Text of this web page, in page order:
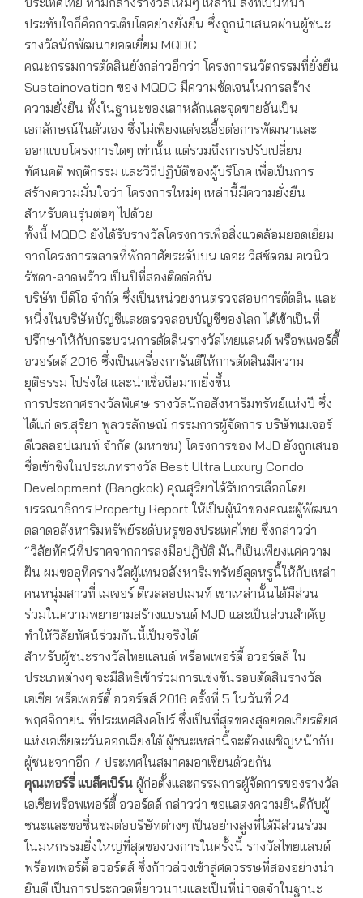
ประทับใจก็คือการเติบโตอย่างยั่งยืน ซึ่งถูกนำเสนอผ่านผู้ชนะ
รางวัลนักพัฒนายอดเยี่ยม MQDC
คณะกรรมการตัดสินยังกล่าวอีกว่า โครงการนวัตกรรมที่ยั่งยืน
Sustainovation ของ MQDC มีความชัดเจนในการสร้าง
ความยั่งยืน ทั้งในฐานะของเสาหลักและจุดขายอันเป็น
เอกลักษณ์ในตัวเอง ซึ่งไม่เพียงแต่จะเอื้อต่อการพัฒนาและ
ออกแบบโครงการใดๆ เท่านั้น แต่รวมถึงการปรับเปลี่ยน
ทัศนคติ พฤติกรรม และวิถีปฏิบัติของผู้บริโภค เพื่อเป็นการ
สร้างความมั่นใจว่า โครงการใหม่ๆ เหล่านี้มีความยั่งยืน
สำหรับคนรุ่นต่อๆ ไปด้วย
ทั้งนี้ MQDC ยังได้รับรางวัลโครงการเพื่อสิ่งแวดล้อมยอดเยี่ยม
จากโครงการตลาดที่พักอาศัยระดับบน เดอะ วิสซ์ดอม อเวนิว
รัชดา-ลาดพร้าว เป็นปีที่สองติดต่อกัน
บริษัท บีดีโอ จำกัด ซึ่งเป็นหน่วยงานตรวจสอบการตัดสิน และ
หนึ่งในบริษัทบัญชีและตรวจสอบบัญชีของโลก ได้เข้าเป็นที่
ปรึกษาให้กับกระบวนการตัดสินรางวัลไทยแลนด์ พร็อพเพอร์ตี้
อวอร์ดส์ 2016 ซึ่งเป็นเครื่องการันตีให้การตัดสินมีความ
ยุติธรรม โปร่งใส และน่าเชื่อถือมากยิ่งขึ้น
การประกาศรางวัลพิเศษ รางวัลนักอสังหาริมทรัพย์แห่งปี ซึ่ง
ได้แก่ ดร.สุริยา พูลวรลักษณ์ กรรมการผู้จัดการ บริษัทเมเจอร์
ดีเวลลอปเมนท์ จำกัด (มหาชน) โครงการของ MJD ยังถูกเสนอ
ชื่อเข้าชิงในประเภทรางวัล Best Ultra Luxury Condo
Development (Bangkok) คุณสุริยาได้รับการเลือกโดย
บรรณาธิการ Property Report ให้เป็นผู้นำของคณะผู้พัฒนา
ตลาดอสังหาริมทรัพย์ระดับหรูของประเทศไทย ซึ่งกล่าวว่า
“วิสัยทัศน์ที่ปราศจากการลงมือปฎิบัติ มันก็เป็นเพียงแค่ความ
ฝัน ผมขออุทิศรางวัลผู้แทนอสังหาริมทรัพย์สุดหรูนี้ให้กับเหล่า
คนหนุ่มสาวที่ เมเจอร์ ดีเวลลอปเมนท์ เขาเหล่านั้นได้มีส่วน
ร่วมในความพยายามสร้างแบรนด์ MJD และเป็นส่วนสำคัญ
ทำให้วิสัยทัศน์ร่วมกันนี้เป็นจริงได้
สำหรับผู้ชนะรางวัลไทยแลนด์ พร็อพเพอร์ตี้ อวอร์ดส์ ใน
ประเภทต่างๆ จะมีสิทธิเข้าร่วมการแข่งขันรอบตัดสินรางวัล
เอเชีย พร็อเพอร์ตี้ อวอร์ดส์ 2016 ครั้งที่ 5 ในวันที่ 24
พฤศจิกายน ที่ประเทศสิงคโปร์ ซึ่งเป็นที่สุดของสุดยอดเกียรติยศ
แห่งเอเชียตะวันออกเฉียงใต้ ผู้ชนะเหล่านี้จะต้องเผชิญหน้ากับ
ผู้ชนะจากอีก 7 ประเทศในสมาคมอาเซียนด้วยกัน
คุณเทอร์รี่ แบล็คเบิร์น ผู้ก่อตั้งและกรรมการผู้จัดการของรางวัล
เอเชียพร็อพเพอร์ตี้ อวอร์ดส์ กล่าวว่า ขอแสดงความยินดีกับผู้
ชนะและขอชื่นชมต่อบริษัทต่างๆ เป็นอย่างสูงที่ได้มีส่วนร่วม
ในมหกรรมยิ่งใหญ่ที่สุดของวงการในครั้งนี้ รางวัลไทยแลนด์
พร็อพเพอร์ตี้ อวอร์ดส์ ซึ่งก้าวล่วงเข้าสู่ศตวรรษที่สองอย่างน่า
ยินดี เป็นการประกวดที่ยาวนานและเป็นที่น่าจดจำในฐานะ